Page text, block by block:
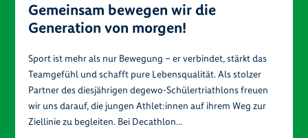
Gemeinsam bewegen wir die
Generation von morgen!
Sport ist mehr als nur Bewegung – er verbindet, stärkt das
Teamgefühl und schafft pure Lebensqualität. Als stolzer
Partner des diesjährigen degewo-Schülertriathlons freuen
wir uns darauf, die jungen Athlet:innen auf ihrem Weg zur
Ziellinie zu begleiten. Bei Decathlon...